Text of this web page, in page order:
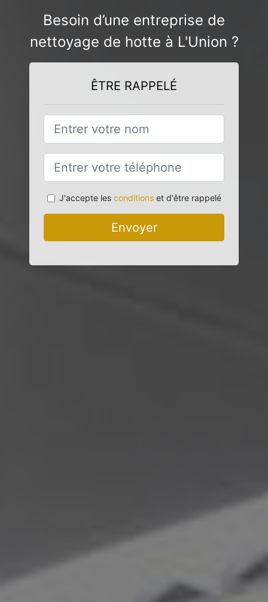
Besoin d’une entreprise de
nettoyage de hotte à L'Union ?
ÊTRE RAPPELÉ
J'accepte les conditionset d'être rappelé
Envoyer